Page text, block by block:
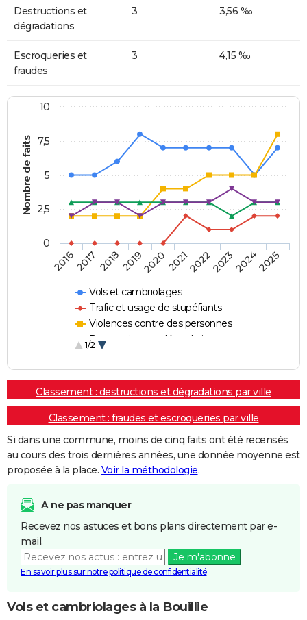
Destructions et
dégradations
3 3,56 ‰
Escroqueries et
fraudes
3 4,15 ‰
Nombre de faits
Vols et cambriolages
Trafic et usage de stupéfiants
Violences contre des personnes
Destructions et dégradations
1/2
20162017 20182019202020212022202320242025
0
2,5
5
7,5
10
Classement : destructions et dégradations par ville
Classement : fraudes et escroqueries par ville
Si dans une commune, moins de cinq faits ont été recensés
au cours des trois dernières années, une donnée moyenne est
proposée à la place. Voir la méthodologie.
A ne pas manquer
Recevez nos astuces et bons plans directement par e-
mail.
Je m'abonne
En savoir plus sur notre politique de confidentialité
Vols et cambriolages à la Bouillie